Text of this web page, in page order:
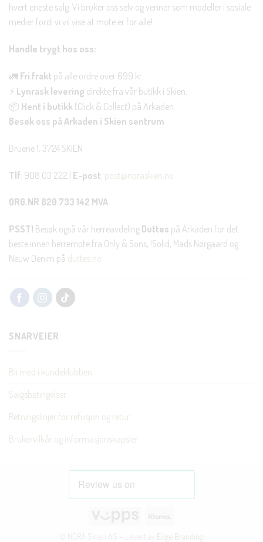
hvert eneste salg. Vi bruker oss selv og venner som modeller i sosiale
medier fordi vi vil vise at mote er for alle!
Handle trygt hos oss:
🚛 Fri frakt på alle ordre over 699 kr.
⚡ Lynrask levering direkte fra vår butikk i Skien.
📦 Hent i butikk (Click & Collect) på Arkaden.
Besøk oss på Arkaden i Skien sentrum
Bruene 1, 3724 SKIEN
Tlf: 908 03 222 | E-post: post@noraskien.no
ORG.NR 820 733 142 MVA
PSST! Besøk også vår herreavdeling Duttes på Arkaden for det
beste innen herremote fra Only & Sons, !Solid, Mads Nørgaard og
Neuw Denim på duttes.no
SNARVEIER
Bli med i kundeklubben
Salgsbetingelser
Retningslinjer for refusjon og retur
Brukervilkår og informasjonskapsler
Edge Branding